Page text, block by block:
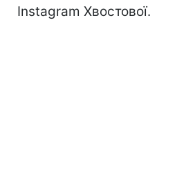
Instagram Хвостової.